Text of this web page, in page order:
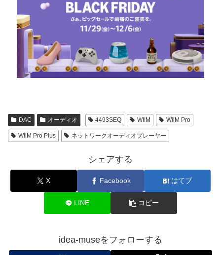
DAC オーディオ 4493SEQ WIIM WiiM Pro
WiiM Pro Plus ネットワークオーディオプレーヤー
シェアする
X Facebook はてブ
LINE コピー
idea-museをフォローする